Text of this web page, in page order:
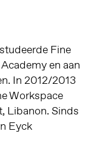
Fine
en aan
In 2012/2013
Workspace
Libanon. Sinds
Eyck